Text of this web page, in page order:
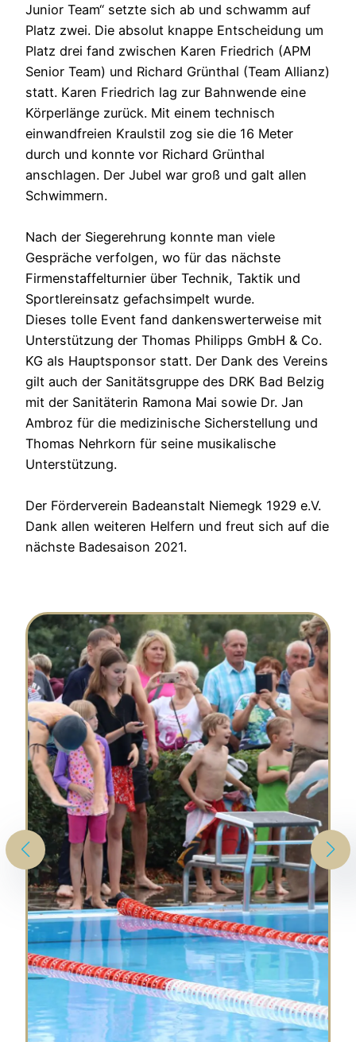
Junior Team“ setzte sich ab und schwamm auf
Platz zwei. Die absolut knappe Entscheidung um
Platz drei fand zwischen Karen Friedrich (APM
Senior Team) und Richard Grünthal (Team Allianz)
statt. Karen Friedrich lag zur Bahnwende eine
Körperlänge zurück. Mit einem technisch
einwandfreien Kraulstil zog sie die 16 Meter
durch und konnte vor Richard Grünthal
anschlagen. Der Jubel war groß und galt allen
Schwimmern.
Nach der Siegerehrung konnte man viele
Gespräche verfolgen, wo für das nächste
Firmenstaffelturnier über Technik, Taktik und
Sportlereinsatz gefachsimpelt wurde.
Dieses tolle Event fand dankenswerterweise mit
Unterstützung der Thomas Philipps GmbH & Co.
KG als Hauptsponsor statt. Der Dank des Vereins
gilt auch der Sanitätsgruppe des DRK Bad Belzig
mit der Sanitäterin Ramona Mai sowie Dr. Jan
Ambroz für die medizinische Sicherstellung und
Thomas Nehrkorn für seine musikalische
Unterstützung.
Der Förderverein Badeanstalt Niemegk 1929 e.V.
Dank allen weiteren Helfern und freut sich auf die
nächste Badesaison 2021.